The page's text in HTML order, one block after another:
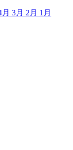
月 3月 2月 1月